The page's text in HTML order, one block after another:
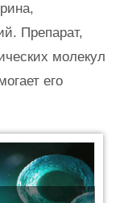
Препарат,
молекул
его